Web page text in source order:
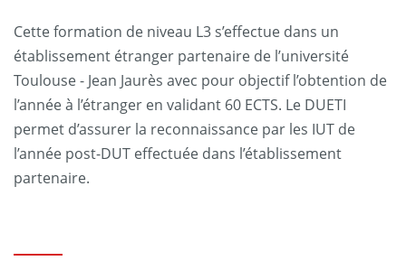
Cette formation de niveau L3 s’effectue dans un
établissement étranger partenaire de l’université
Toulouse - Jean Jaurès avec pour objectif l’obtention de
l’année à l’étranger en validant 60 ECTS. Le DUETI
permet d’assurer la reconnaissance par les IUT de
l’année post-DUT effectuée dans l’établissement
partenaire.